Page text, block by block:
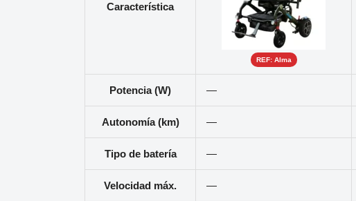
Característica
REF: Alma
Potencia (W) —
Autonomía (km) —
Tipo de batería —
Velocidad máx. —